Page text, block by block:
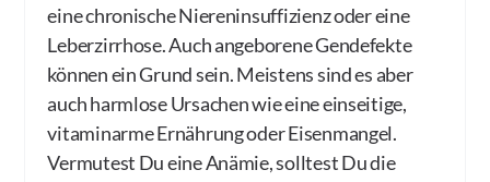
eine chronische Niereninsuffizienz oder eine
Leberzirrhose. Auch angeborene Gendefekte
können ein Grund sein. Meistens sind es aber
auch harmlose Ursachen wie eine einseitige,
vitaminarme Ernährung oder Eisenmangel.
Vermutest Du eine Anämie, solltest Du die